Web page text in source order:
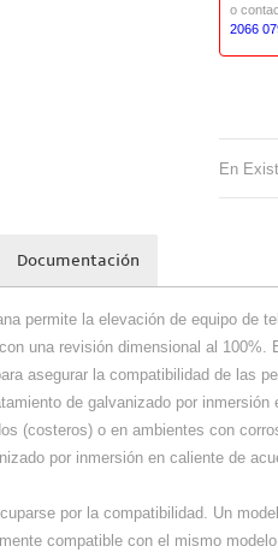
o
2066
En
Documentación
permite la elevación de equipo de
una revisión dimensional al
asegurar la compatibilidad de las
de galvanizado por
(costeros) o en ambientes con
por inmersión en caliente de
por la compatibilidad. Un
compatible con el mismo